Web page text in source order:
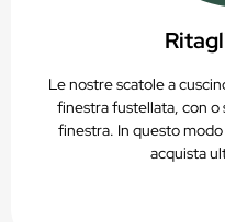
Le nostre scatole a
finestra fustellata, con o
finestra. In questo
acquista